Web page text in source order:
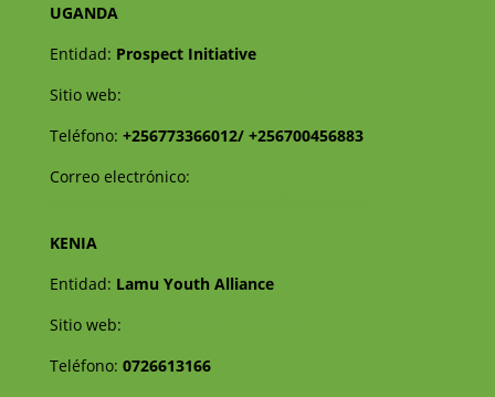
UGANDA
Entidad: Prospect Initiative
Sitio web:
Teléfono: +256773366012/ +256700456883
Correo electrónico:
KENIA
Entidad: Lamu Youth Alliance
Sitio web:
Teléfono: 0726613166